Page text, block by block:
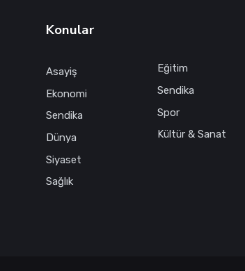
Konular
Asayiş
Ekonomi
Sendika
Dünya
Siyaset
Sağlık
Eğitim
Sendika
Spor
Kültür & Sanat